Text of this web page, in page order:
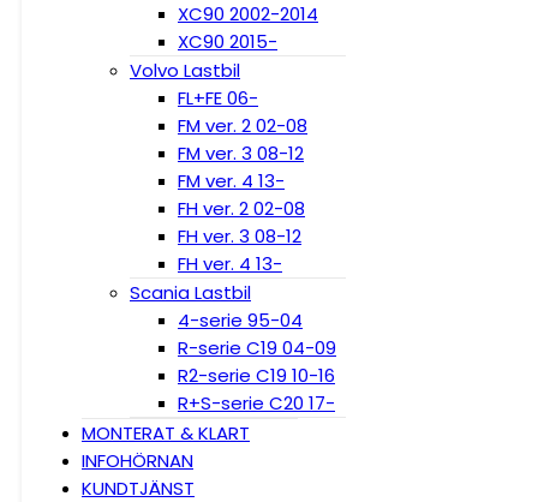
XC90 2002-2014
XC90 2015-
Volvo Lastbil
FL+FE 06-
FM ver. 2 02-08
FM ver. 3 08-12
FM ver. 4 13-
FH ver. 2 02-08
FH ver. 3 08-12
FH ver. 4 13-
Scania Lastbil
4-serie 95-04
R-serie C19 04-09
R2-serie C19 10-16
R+S-serie C20 17-
MONTERAT & KLART
INFOHÖRNAN
KUNDTJÄNST